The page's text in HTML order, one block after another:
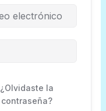
¿Olvidaste la
contraseña?